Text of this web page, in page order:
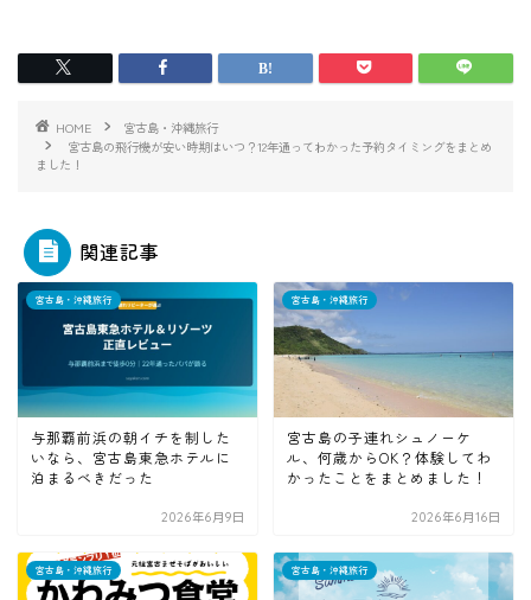
HOME
宮古島・沖縄旅行
宮古島の飛行機が安い時期はいつ？12年通ってわかった予約タイミングをまとめ
ました！
関連記事
宮古島・沖縄旅行
与那覇前浜の朝イチを制した
いなら、宮古島東急ホテルに
泊まるべきだった
2026年6月9日
宮古島・沖縄旅行
宮古島の子連れシュノーケ
ル、何歳からOK？体験してわ
かったことをまとめました！
2026年6月16日
宮古島・沖縄旅行 宮古島・沖縄旅行